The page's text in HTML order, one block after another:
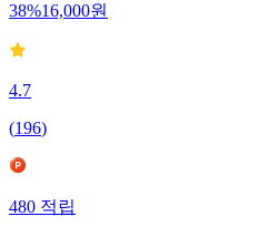
38%16,000원
4.7
(196)
480 적립